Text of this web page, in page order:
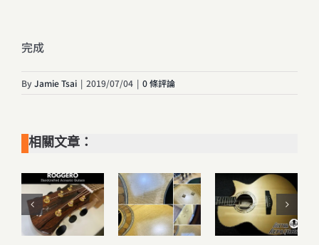
完成
ByJamie Tsai | 2019/07/04 | 0 條評論
相關文章：